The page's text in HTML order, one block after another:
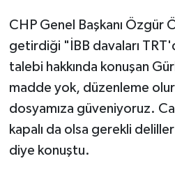
CHP Genel Başkanı Özgür
getirdiği "İBB davaları
talebi hakkında konuşan
madde yok, düzenleme
dosyamıza güveniyoruz.
kapalı da olsa gerekli
diye konuştu.